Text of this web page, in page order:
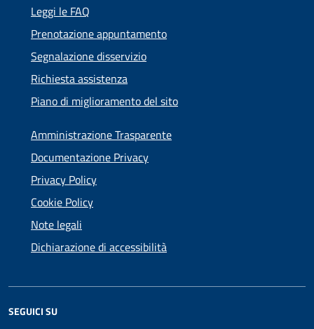
Leggi le FAQ
Prenotazione appuntamento
Segnalazione disservizio
Richiesta assistenza
Piano di miglioramento del sito
Amministrazione Trasparente
Documentazione Privacy
Privacy Policy
Cookie Policy
Note legali
Dichiarazione di accessibilità
SEGUICI SU